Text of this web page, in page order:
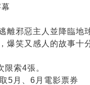
離邪惡主人並降臨
爆笑又感人的故事十
索4張。
5月、6月電影票券